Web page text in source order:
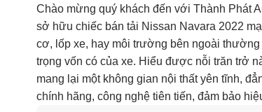
Chào mừng quý khách đến với Thành Phát
sở hữu chiếc bán tải Nissan Navara 2022
cơ, lốp xe, hay môi trường bên ngoài
trọng vốn có của xe. Hiểu được nỗi trăn trở
mang lại một không gian nội thất yên tĩnh,
chính hãng, công nghệ tiên tiến, đảm bảo